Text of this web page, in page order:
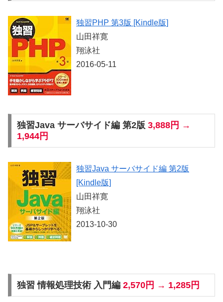
独習PHP 第3版 [Kindle版]
山田祥寛
翔泳社
2016-05-11
独習Java サーバサイド編 第2版 3,888円 →
1,944円
独習Java サーバサイド編 第2版
[Kindle版]
山田祥寛
翔泳社
2013-10-30
独習 情報処理技術 入門編 2,570円 → 1,285円